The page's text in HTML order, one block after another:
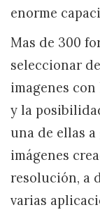
enorme
Mas de 300
seleccionar
imagenes
y la
una de ellas
imágenes
resolución, a
varias